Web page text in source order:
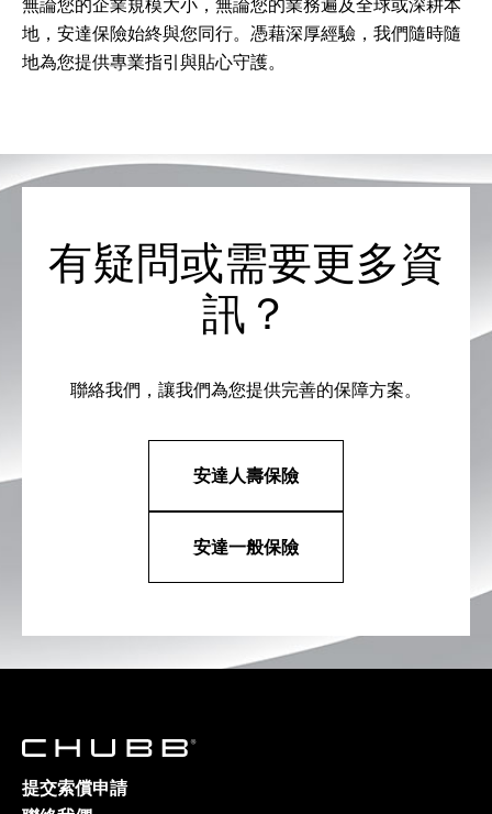
無論您的企業規模大小，無論您的業務遍及全球或深耕本
地，安達保險始終與您同行。憑藉深厚經驗，我們隨時隨
地為您提供專業指引與貼心守護。
有疑問或需要更多資
訊？
聯絡我們，讓我們為您提供完善的保障方案。
安達人壽保險
安達一般保險
提交索償申請